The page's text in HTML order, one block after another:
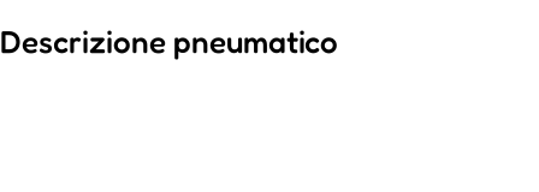
Descrizione pneumatico